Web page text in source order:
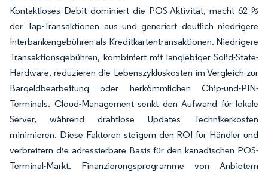
Kontaktloses Debit dominiert die POS-Aktivität, macht 62 %
der Tap-Transaktionen aus und generiert deutlich niedrigere
Interbankengebühren als Kreditkartentransaktionen. Niedrigere
Transaktionsgebühren, kombiniert mit langlebiger Solid-State-
Hardware, reduzieren die Lebenszykluskosten im Vergleich zur
Bargeldbearbeitung oder herkömmlichen Chip-und-PIN-
Terminals. Cloud-Management senkt den Aufwand für lokale
Server, während drahtlose Updates Technikerkosten
minimieren. Diese Faktoren steigern den ROI für Händler und
verbreitern die adressierbare Basis für den kanadischen POS-
Terminal-Markt. Finanzierungsprogramme von Anbietern